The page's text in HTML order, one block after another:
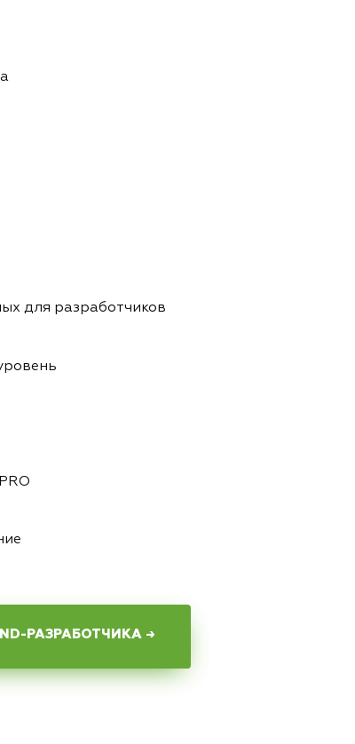
для разработчиков
РАЗРАБОТЧИКА →